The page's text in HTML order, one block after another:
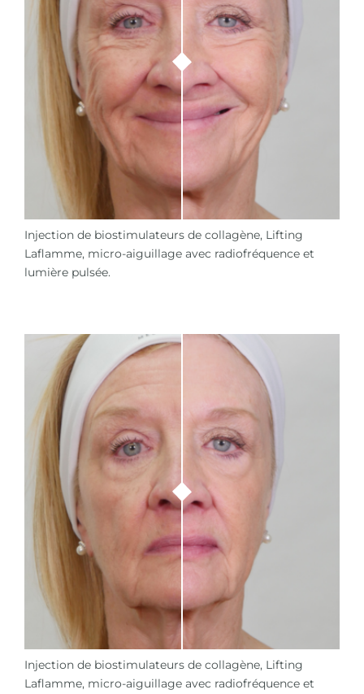
Injection de biostimulateurs de collagène, Lifting
Laflamme, micro-aiguillage avec radiofréquence et
lumière pulsée.
Injection de biostimulateurs de collagène, Lifting
Laflamme, micro-aiguillage avec radiofréquence et